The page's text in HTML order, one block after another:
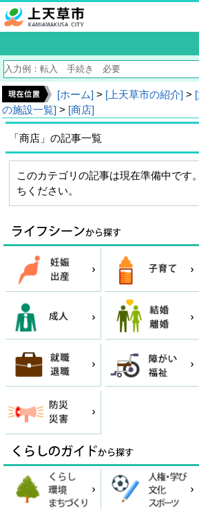
[ホーム] > [上天草市の紹介] >
の施設一覧] > [商店]
「商店」の記事一覧
このカテゴリの記事は現在準備中です
ちください。